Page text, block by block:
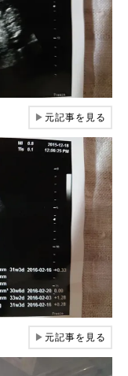
▶元記事を見る
▶元記事を見る